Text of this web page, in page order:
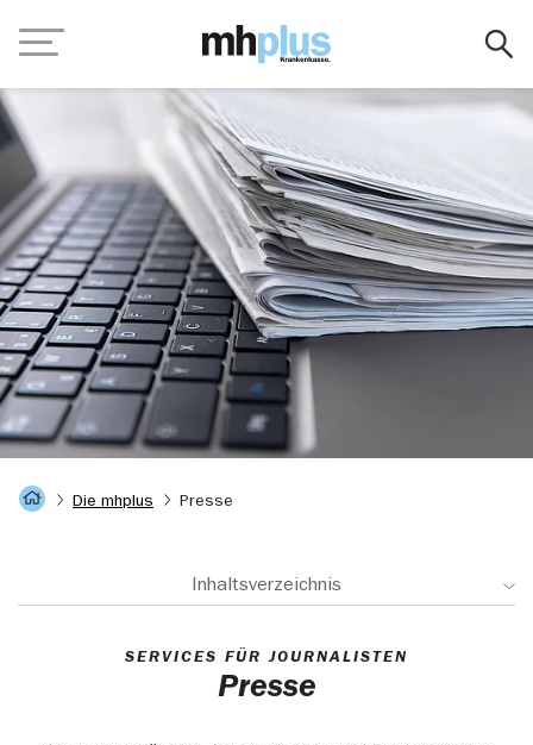
Navigation
Startseite
Die mhplus
Presse
Inhaltsverzeichnis
SERVICES FÜR JOURNALISTEN
Presse